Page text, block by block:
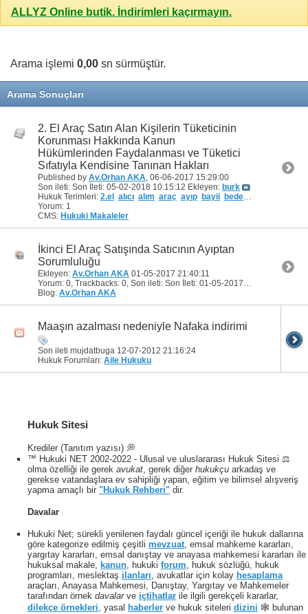
ALLYZ Online butik. İndirimleri kaçırmayın.
Arama işlemi 0,00 sn sürmüştür.
Arama Sonuçları
2. El Araç Satın Alan Kişilerin Tüketicinin
Korunması Hakkında Kanun
Hükümlerinden Faydalanması ve Tüketici
Sıfatıyla Kendisine Tanınan Hakları
Published by Av.Orhan AKA, 06-06-2017 15:29:00
Son ileti: Son İleti: 05-02-2018 10:15:12 Ekleyen: burk
Hukuk Terimleri: 2.el alıcı alım araç ayıp bayii bedel dönme
Yorum: 1
CMS: Hukuki Makaleler
İkinci El Araç Satışında Satıcının Ayıptan
Sorumluluğu
Ekleyen: Av.Orhan AKA 01-05-2017 21:40:11
Yorum: 0, Trackbacks: 0, Son ileti: Son İleti: 01-05-201721:37:26
Blog: Av.Orhan AKA
Maaşın azalması nedeniyle Nafaka indirimi
Son ileti mujdatbuga 12-07-2012 21:16:24
Hukuk Forumları: Aile Hukuku
Hukuk Sitesi
Krediler (Tanıtım yazısı) 💭
™ Hukuki NET 2002-2022 - Ulusal ve uluslararası Hukuk Sitesi ⚖️
olma özelliği ile gerek avukat , gerek diğer hukukçu arkadaş ve
gerekse vatandaşlara ev sahipliği yapan, eğitim ve bilimsel alışveriş
yapma amaçlı bir "Hukuk Rehberi" dir.
Davalar
Hukuki Net; sürekli yenilenen faydalı güncel içeriği ile hukuk dallarına
göre kategorize edilmiş çeşitli mevzuat, emsal mahkeme kararları,
yargıtay kararları, emsal danıştay ve anayasa mahkemesi kararları ile
hukuksal makale, kanun, hukuki forum, hukuk sözlüğü, hukuk
programları, meslektaş ilanları, avukatlar için kolay hesaplama
araçları, Anayasa Mahkemesi, Danıştay, Yargıtay ve Mahkemeler
tarafından örnek davalarve içtihatlar ile ilgili gerekçeli kararlar,
dilekçe örnekleri, yasal haberler ve hukuk siteleri dizini 🕸 bulunan